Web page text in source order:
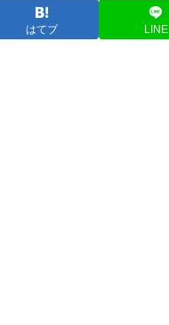
はてブ LINE